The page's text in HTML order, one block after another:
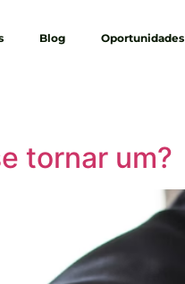
Blog Oportunidades
tornar um?